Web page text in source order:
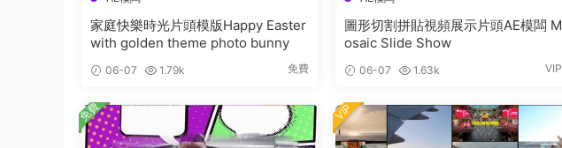
家庭快樂時光片頭模版Happy Easter
with golden theme photo bunny
06-07 1.79k 免費
圖形切割拼貼視頻展示片頭AE模闆 M
osaic Slide Show
06-07 1.63k VIP
免費 VIP